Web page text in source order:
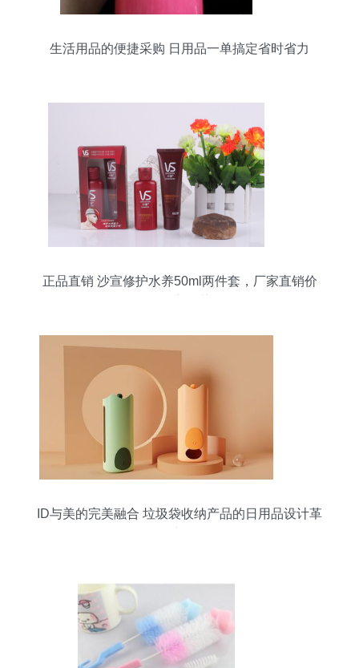
生活用品的便捷采购 日用品一单搞定省时省力
正品直销 沙宣修护水养50ml两件套，厂家直销价
ID与美的完美融合 垃圾袋收纳产品的日用品设计革